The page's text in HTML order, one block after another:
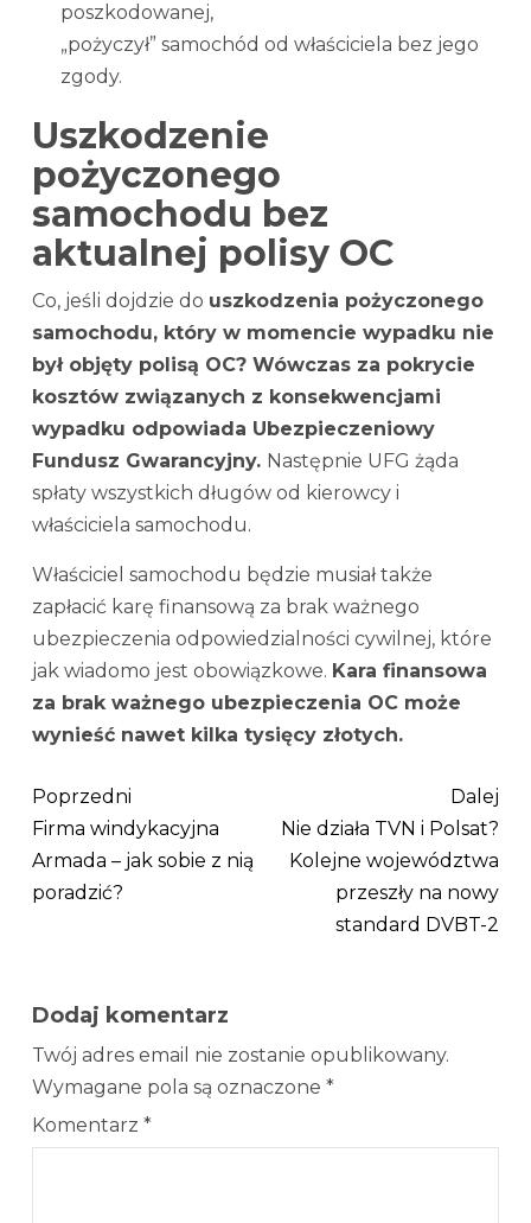
poszkodowanej,
„pożyczył” samochód od właściciela bez jego
zgody.
Uszkodzenie
pożyczonego
samochodu bez
aktualnej polisy OC
Co, jeśli dojdzie do uszkodzenia pożyczonego
samochodu, który w momencie wypadku nie
był objęty polisą OC? Wówczas za pokrycie
kosztów związanych z konsekwencjami
wypadku odpowiada Ubezpieczeniowy
Fundusz Gwarancyjny. Następnie UFG żąda
spłaty wszystkich długów od kierowcy i
właściciela samochodu.
Właściciel samochodu będzie musiał także
zapłacić karę finansową za brak ważnego
ubezpieczenia odpowiedzialności cywilnej, które
jak wiadomo jest obowiązkowe. Kara finansowa
za brak ważnego ubezpieczenia OC może
wynieść nawet kilka tysięcy złotych.
Poprzedni
Firma windykacyjna
Armada – jak sobie z nią
poradzić?
Dalej
Nie działa TVN i Polsat?
Kolejne województwa
przeszły na nowy
standard DVBT-2
Dodaj komentarz
Twój adres email nie zostanie opublikowany.
Wymagane pola są oznaczone *
Komentarz *